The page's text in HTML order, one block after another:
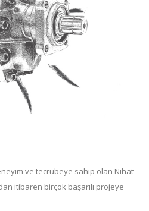
ve tecrübeye sahip olan Nihat
itibaren birçok başarılı projeye